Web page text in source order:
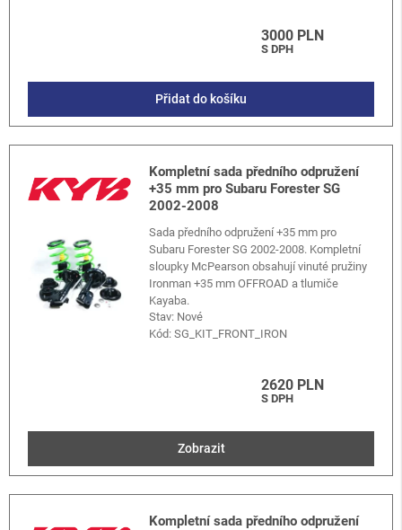
3000 PLN
S DPH
Přidat do košíku
Kompletní sada předního odpružení
+35 mm pro Subaru Forester SG
2002-2008
Sada předního odpružení +35 mm pro
Subaru Forester SG 2002-2008. Kompletní
sloupky McPearson obsahují vinuté pružiny
Ironman +35 mm OFFROAD a tlumiče
Kayaba.
Stav: Nové
Kód:SG_KIT_FRONT_IRON
2620 PLN
S DPH
Zobrazit
Kompletní sada předního odpružení